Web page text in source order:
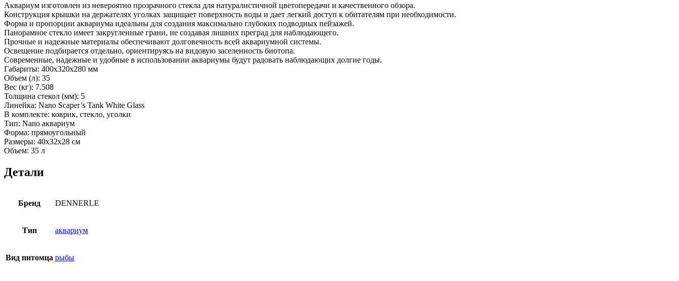
Аквариум изготовлен из невероятно прозрачного стекла для натуралистичной цветопередачи и качественного обзора.
Конструкция крышки на держателях уголках защищает поверхность воды и дает легкий доступ к обитателям при необходимости.
Форма и пропорции аквариума идеальны для создания максимально глубоких подводных пейзажей.
Панорамное стекло имеет закругленные грани, не создавая лишних преград для наблюдающего.
Прочные и надежные материалы обеспечивают долговечность всей аквариумной системы.
Освещение подбирается отдельно, ориентируясь на видовую заселенность биотопа.
Современные, надежные и удобные в использовании аквариумы будут радовать наблюдающих долгие годы.
Габариты: 400х320х280 мм
Объем (л): 35
Вес (кг): 7.508
Толщина стекол (мм): 5
Линейка: Nano Scaper’s Tank White Glass
В комплекте: коврик, стекло, уголки
Тип: Nano аквариум
Форма: прямоугольный
Размеры: 40х32х28 см
Объем: 35 л
Детали
Бренд DENNERLE
Тип аквариум
Вид питомца рыбы